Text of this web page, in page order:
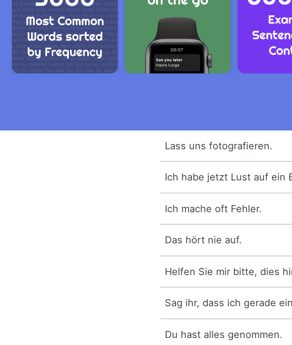
Lass uns fotografieren.
Ich habe jetzt Lust auf ein
Ich mache oft Fehler.
Das hört nie auf.
Helfen Sie mir bitte, dies
Sag ihr, dass ich gerade
Du hast alles genommen.